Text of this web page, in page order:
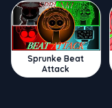
Sprunke Beat
Attack